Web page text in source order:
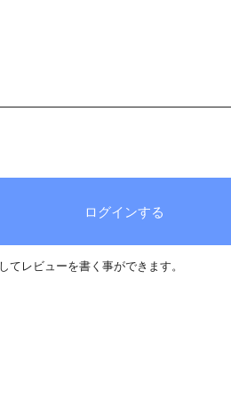
ログインする
てレビューを書く事ができます。